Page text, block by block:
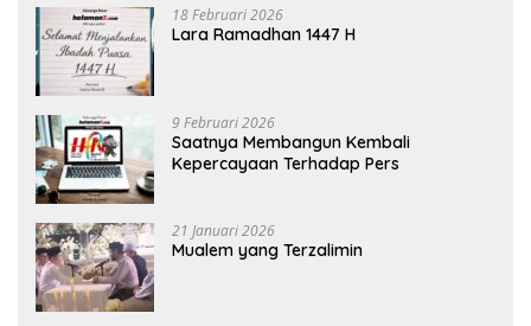
18 Februari 2026
Lara Ramadhan 1447 H
9 Februari 2026
Saatnya Membangun Kembali
Kepercayaan Terhadap Pers
21 Januari 2026
Mualem yang Terzalimin